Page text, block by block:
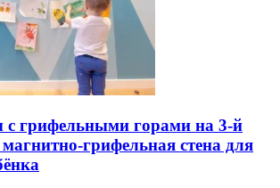
с грифельными горами на 3-й
грифельная стена для